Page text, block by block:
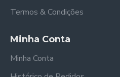
Termos & Condições
Minha Conta
Minha Conta